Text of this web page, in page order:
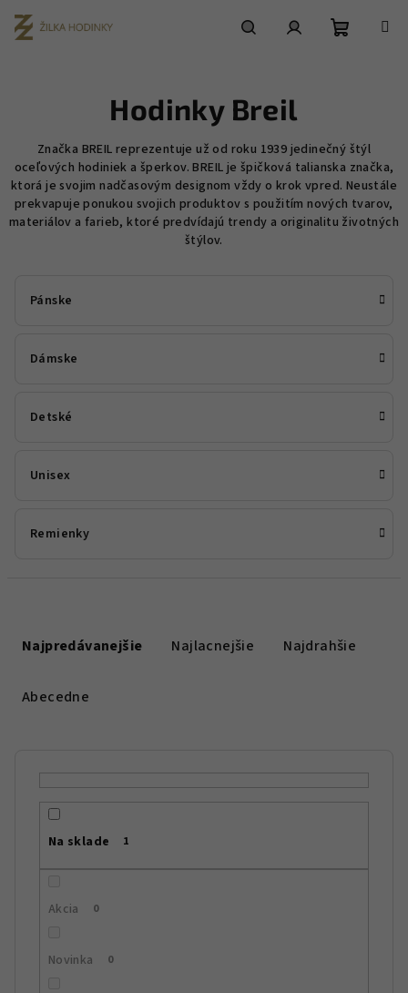
obsah
Hodinky Breil
Značka BREIL reprezentuje už od roku 1939 jedinečný štýl
oceľových hodiniek a šperkov. BREIL je špičková talianska značka,
ktorá je svojim nadčasovým designom vždy o krok vpred. Neustále
prekvapuje ponukou svojich produktov s použitím nových tvarov,
materiálov a farieb, ktoré predvídajú trendy a originalitu životných
štýlov.
Pánske
Dámske
Detské
Unisex
Remienky
Najpredávanejšie Najlacnejšie Najdrahšie
Abecedne
Na sklade 1
Akcia 0
Novinka 0